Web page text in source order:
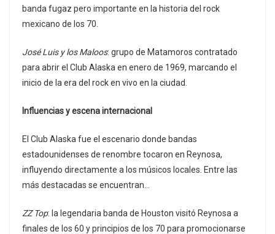
banda fugaz pero importante en la historia del rock
mexicano de los 70.
José Luis y los Maloos: grupo de Matamoros contratado
para abrir el Club Alaska en enero de 1969, marcando el
inicio de la era del rock en vivo en la ciudad.
Influencias y escena internacional
El Club Alaska fue el escenario donde bandas
estadounidenses de renombre tocaron en Reynosa,
influyendo directamente a los músicos locales. Entre las
más destacadas se encuentran…
ZZ Top: la legendaria banda de Houston visitó Reynosa a
finales de los 60 y principios de los 70 para promocionarse